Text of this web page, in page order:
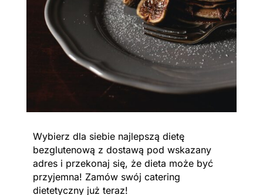
Wybierz dla siebie najlepszą dietę
bezglutenową z dostawą pod wskazany
adres i przekonaj się, że dieta może być
przyjemna! Zamów swój catering
dietetyczny już teraz!